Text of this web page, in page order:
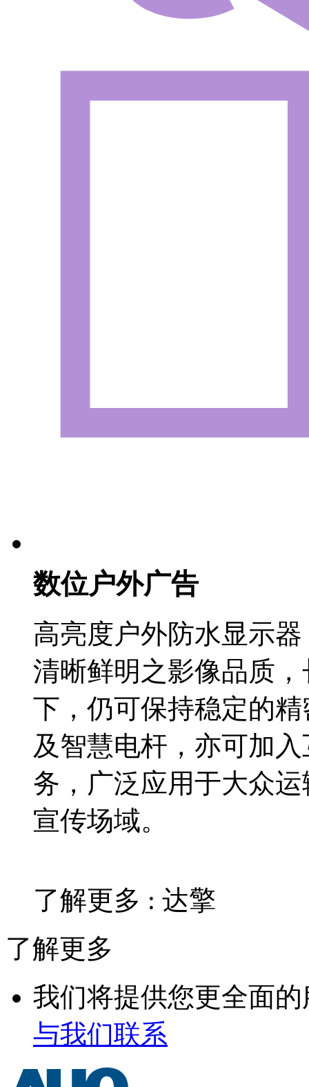
数位户外广告
高亮度户外防水显示
清晰鲜明之影像品质
下，仍可保持稳定的
及智慧电杆，亦可加
务，广泛应用于大众
宣传场域。
了解更多 : 达擎
了解更多
我们将提供您更全面的
与我们联系